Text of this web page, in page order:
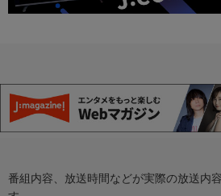
番組内容、放送時間などが実際の放送内